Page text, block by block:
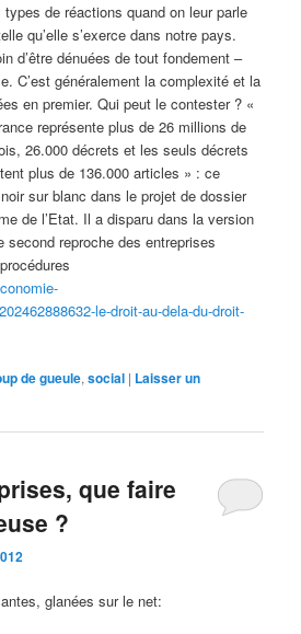
de réactions quand on leur parle
qu’elle s’exerce dans notre pays.
d’être dénuées de tout fondement –
C’est généralement la complexité et la
en premier. Qui peut le contester ? «
représente plus de 26 millions de
26.000 décrets et les seuls décrets
plus de 136.000 articles » : ce
sur blanc dans le projet de dossier
de l’Etat. Il a disparu dans la version
reproche des entreprises
le-droit-au-dela-du-droit-
de gueule,social | Laisser un
que faire
?
glanées sur le net: